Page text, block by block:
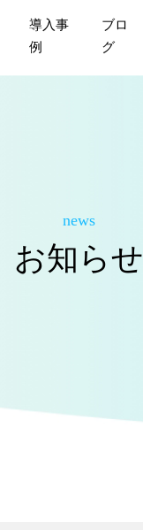
導入事
例
ブロ
グ
news
お知らせ